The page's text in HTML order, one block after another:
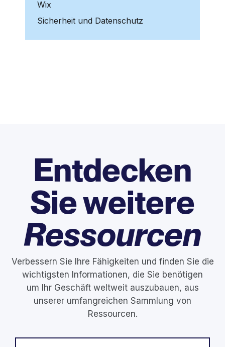
Wix
Sicherheit und Datenschutz
Entdecken
Sie weitere
Ressourcen
Verbessern Sie Ihre Fähigkeiten und finden Sie die
wichtigsten Informationen, die Sie benötigen
um Ihr Geschäft weltweit auszubauen, aus
unserer umfangreichen Sammlung von
Ressourcen.